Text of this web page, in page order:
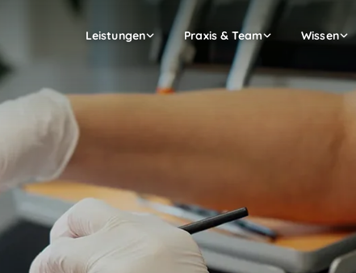
Leistungen Praxis & Team Wissen